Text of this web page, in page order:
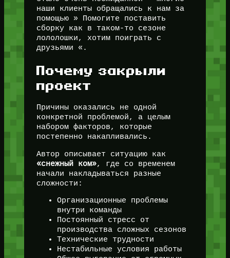
наши клиенты обращались к нам за
помощью » Помогите поставить
сборку как в таком-то сезоне
лололошки, хотим поиграть с
друзьями «.
Почему закрыли
проект
Причины оказались не одной
конкретной проблемой, а целым
набором факторов, которые
постепенно накапливались.
Автор описывает ситуацию как
«снежный ком», где со временем
начали накладываться разные
сложности:
Организационные проблемы
внутри команды
Постоянный стресс от
производства сложных сезонов
Технические трудности
Нестабильные условия работы